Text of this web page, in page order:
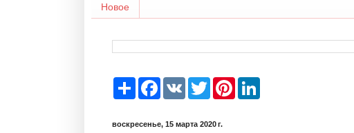
Новое
e
b
w
t
воскресенье, 15 марта 2020 г.